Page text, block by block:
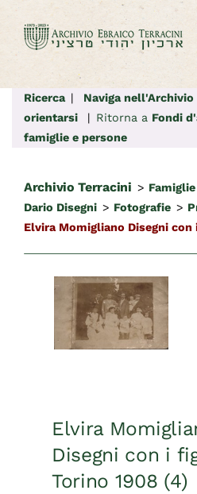
Salta
contenuto
Ricerca | Naviga nell'Archivio
orientarsi | Ritorna a Fondi
famiglie e persone
Archivio Terracini >
Dario Disegni > Fotografie >
Elvira Momigliano Disegni
Elvira
Disegni con i
Torino 1908 (4)